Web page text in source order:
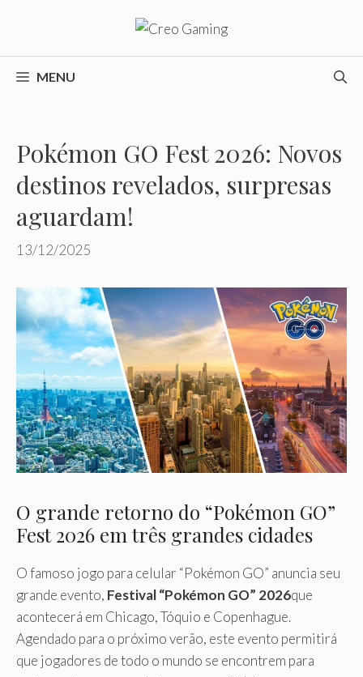
o
conteúdoMENU
Pokémon GO Fest 2026: Novos
destinos revelados, surpresas
aguardam!
13/12/2025
O grande retorno do “Pokémon GO”
Fest 2026 em três grandes cidades
O famoso jogo para celular “Pokémon GO” anuncia seu
grande evento, Festival “Pokémon GO” 2026que
acontecerá em Chicago, Tóquio e Copenhague.
Agendado para o próximo verão, este evento permitirá
que jogadores de todo o mundo se encontrem para